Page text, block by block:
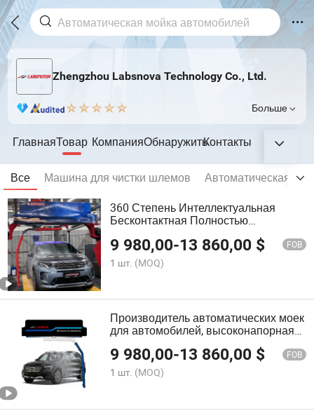
Zhengzhou Labsnova Technology Co., Ltd.
Больше
ГлавнаяТовар КомпанияОбнаружитьКонтакты
Все Машина для чистки шлемов
Автоматическая
360 Степень Интеллектуальная
Бесконтактная Полностью
Автоматическое Оборудование Для
Мойки Авто с 6 Сушилкой
9 980,00-13 860,00 $ FOB
1 шт. (MOQ)
Производитель автоматических моек
для автомобилей, высоконапорная
9 980,00-13 860,00 $ FOB
1 шт. (MOQ)